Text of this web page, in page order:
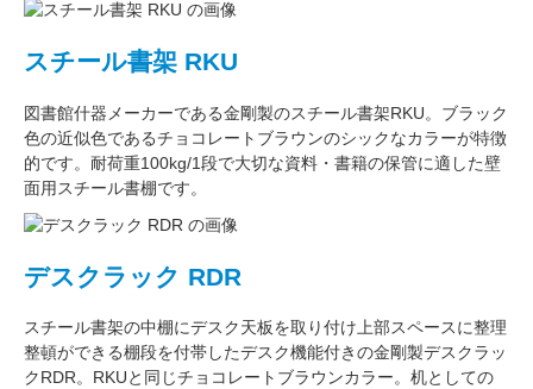
スチール書架 RKU
図書館什器メーカーである金剛製のスチール書架RKU。ブラック
色の近似色であるチョコレートブラウンのシックなカラーが特徴
的です。耐荷重100kg/1段で大切な資料・書籍の保管に適した壁
面用スチール書棚です。
デスクラック RDR
スチール書架の中棚にデスク天板を取り付け上部スペースに整理
整頓ができる棚段を付帯したデスク機能付きの金剛製デスクラッ
クRDR。RKUと同じチョコレートブラウンカラー。 机としての